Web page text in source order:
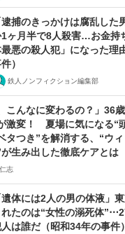
逮捕のきっかけは腐乱した
ヶ月半で8人殺害…お金持
悪の殺人犯」になった理
）
鉄人ノンフィクション編集部
こんなに変わるの？」36
激変！ 夏場に気になる“
タつき”を解消する、“ウ
が生み出した徹底ケアとは
志
遺体には2人の男の体液」
れたのは“女性の溺死体
は誰だ（昭和34年の事件）